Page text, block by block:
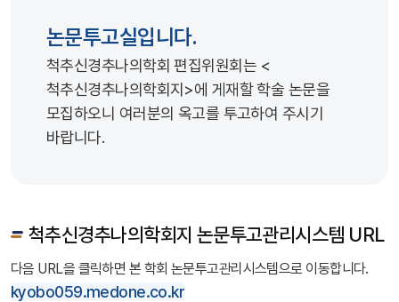
논문투고실입니다.
척추신경추나의학회 편집위원회는 <
척추신경추나의학회지>에 게재할 학술 논문을
모집하오니 여러분의 옥고를 투고하여 주시기
바랍니다.
척추신경추나의학회지 논문투고관리시스템 URL
다음 URL을 클릭하면 본 학회 논문투고관리시스템으로 이동합니다.
kyobo059.medone.co.kr